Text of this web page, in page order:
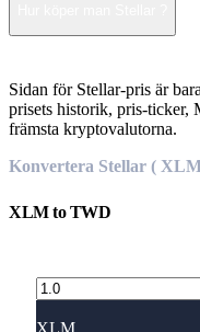
Sidan för Stellar-pris är
prisets historik, pris-ticker,
främsta kryptovalutorna.
Konvertera Stellar (
XLMtoTWD
XLM